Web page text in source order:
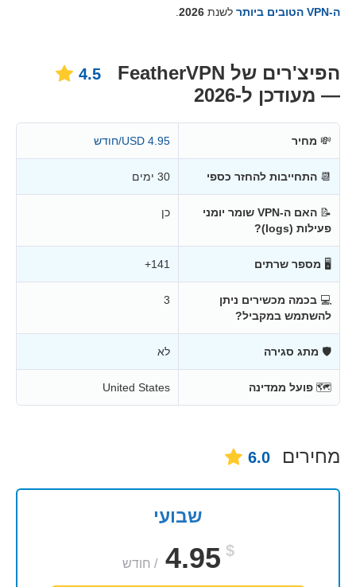
אמינות ותמיכה 3.3
ה-VPN הטובים ביותר
לשנת 2026
.
הפיצ'רים של FeatherVPN
— מעודכן ל-2026
4.5
💸 מחיר 4.95 USD/חודש
📆 התחייבות להחזר כספי 30 ימים
📝
האם ה-VPN שומר יומני
פעילות (logs)?
כן
🖥 מספר שרתים 141+
💻 בכמה מכשירים ניתן
להשתמש במקביל?
3
🛡 מתג סגירה לא
🗺 פועל ממדינה United States
מחירים 6.0
שבועי
$
4.95
/ חודש